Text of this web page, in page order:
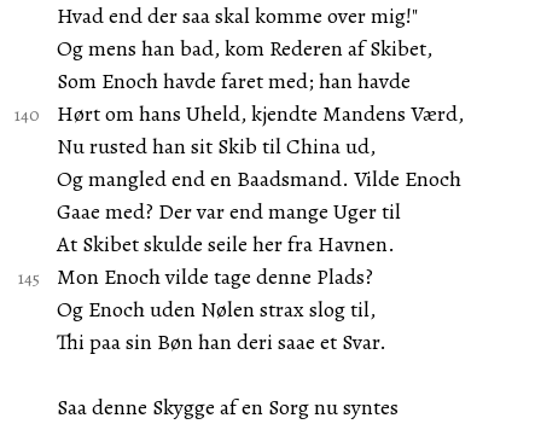
Hvad end der saa skal komme over mig!"
Og mens han bad, kom Rederen af Skibet,
Som Enoch havde faret med; han havde
Hørt om hans Uheld, kjendte Mandens Værd,
Nu rusted han sit Skib til China ud,
Og mangled end en Baadsmand. Vilde Enoch
Gaae med? Der var end mange Uger til
At Skibet skulde seile her fra Havnen.
Mon Enoch vilde tage denne Plads?
Og Enoch uden Nølen strax slog til,
Thi paa sin Bøn han deri saae et Svar.
Saa denne Skygge af en Sorg nu syntes